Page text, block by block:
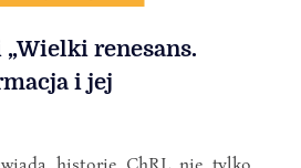
renesans.
i jej